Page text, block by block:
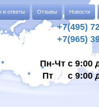
и ответы Отзывы Новости
+7(495)
+7(965)
Пн-Чт с 9:00
Пт с 9:00